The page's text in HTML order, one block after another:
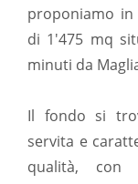
proponiamo
di 1'475 mq
minuti da
Il fondo si
servita e
qualità, con